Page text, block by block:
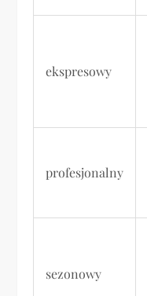
ekspresowy
profesjonalny
sezonowy